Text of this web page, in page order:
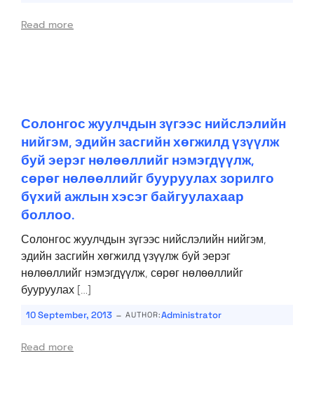
Read more
Солонгос жуулчдын зүгээс нийслэлийн
нийгэм, эдийн засгийн хөгжилд үзүүлж
буй эерэг нөлөөллийг нэмэгдүүлж,
сөрөг нөлөөллийг бууруулах зорилго
бүхий ажлын хэсэг байгуулахаар
боллоо.
Солонгос жуулчдын зүгээс нийслэлийн нийгэм,
эдийн засгийн хөгжилд үзүүлж буй эерэг
нөлөөллийг нэмэгдүүлж, сөрөг нөлөөллийг
бууруулах […]
10 September, 2013 - AUTHOR:Administrator
Read more